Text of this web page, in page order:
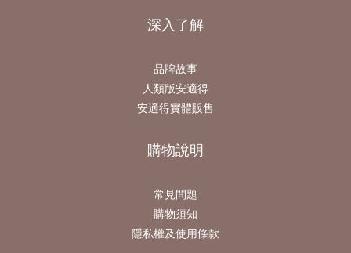
深入了解
品牌故事
人類版安適得
安適得實體販售
購物說明
常見問題
購物須知
隱私權及使用條款